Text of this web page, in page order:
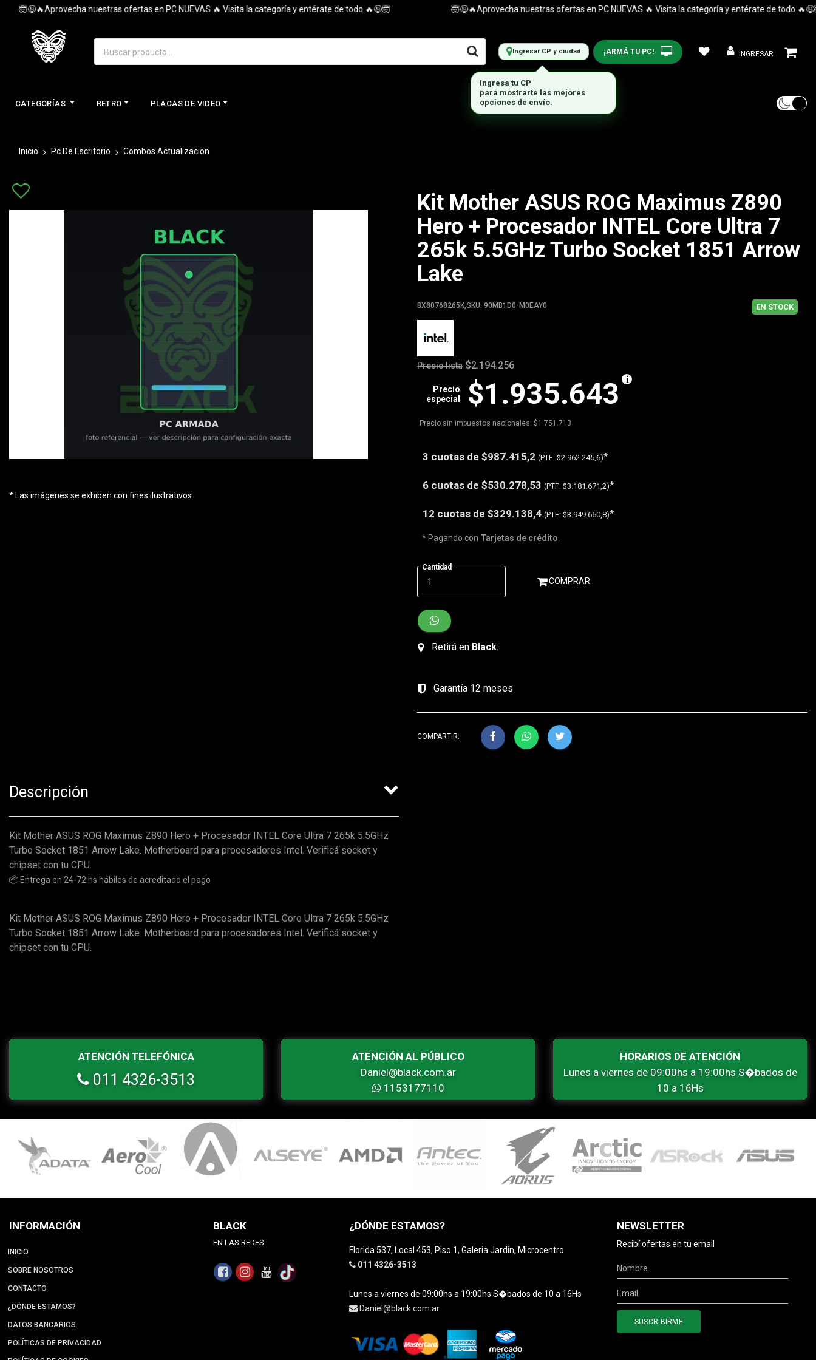
🤯😉🔥Aprovecha nuestras ofertas en PC NUEVAS 🔥 Visita la categoría y entérate de todo 🔥😉🤯 🤯😉🔥Aprovecha nuestras ofertas en PC NUEVAS 🔥 Visita la categoría y entérate de todo 🔥😉🤯
Ingresar CP y ciudad ¡ARMÁ TU PC! INGRESAR
CATEGORÍAS RETRO PLACAS DE VIDEO
Inicio Pc De Escritorio Combos Actualizacion
* Las imágenes se exhiben con fines ilustrativos.
Kit Mother ASUS ROG Maximus Z890
Hero + Procesador INTEL Core Ultra 7
265k 5.5GHz Turbo Socket 1851 Arrow
Lake
BX80768265K,SKU: 90MB1D0-M0EAY0 EN STOCK
Precio lista $2.194.256
$1.935.643
Precio
especial
Precio sin impuestos nacionales: $1.751.713
3 cuotas de $987.415,2 (PTF: $2.962.245,6)*
6 cuotas de $530.278,53 (PTF: $3.181.671,2)*
12 cuotas de $329.138,4 (PTF: $3.949.660,8)*
* Pagando con Tarjetas de crédito
Cantidad
COMPRAR
Retirá en Black.
Garantía 12 meses
COMPARTIR:
Descripción
Kit Mother ASUS ROG Maximus Z890 Hero + Procesador INTEL Core Ultra 7 265k 5.5GHz
Turbo Socket 1851 Arrow Lake. Motherboard para procesadores Intel. Verificá socket y
chipset con tu CPU.
📦 Entrega en 24-72 hs hábiles de acreditado el pago
Kit Mother ASUS ROG Maximus Z890 Hero + Procesador INTEL Core Ultra 7 265k 5.5GHz
Turbo Socket 1851 Arrow Lake. Motherboard para procesadores Intel. Verificá socket y
chipset con tu CPU.
ATENCIÓN TELEFÓNICA
011 4326-3513
ATENCIÓN AL PÚBLICO
Daniel@black.com.ar
1153177110
HORARIOS DE ATENCIÓN
Lunes a viernes de 09:00hs a 19:00hs S�bados de
10 a 16Hs
INFORMACIÓN
INICIO
SOBRE NOSOTROS
CONTACTO
¿DÓNDE ESTAMOS?
DATOS BANCARIOS
POLÍTICAS DE PRIVACIDAD
BLACK
EN LAS REDES
¿DÓNDE ESTAMOS?
Florida 537, Local 453, Piso 1, Galeria Jardin, Microcentro
011 4326-3513
Lunes a viernes de 09:00hs a 19:00hs S�bados de 10 a 16Hs
Daniel@black.com.ar
NEWSLETTER
Recibí ofertas en tu email